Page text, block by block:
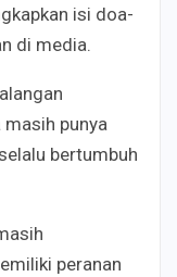
isi doa-
di media.
punya
bertumbuh
peranan